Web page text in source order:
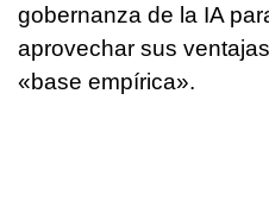
gobernanza de la IA
aprovechar sus
«base empírica».